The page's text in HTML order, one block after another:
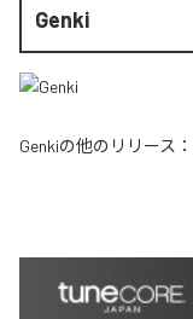
Genki
Genkiの他のリリース：